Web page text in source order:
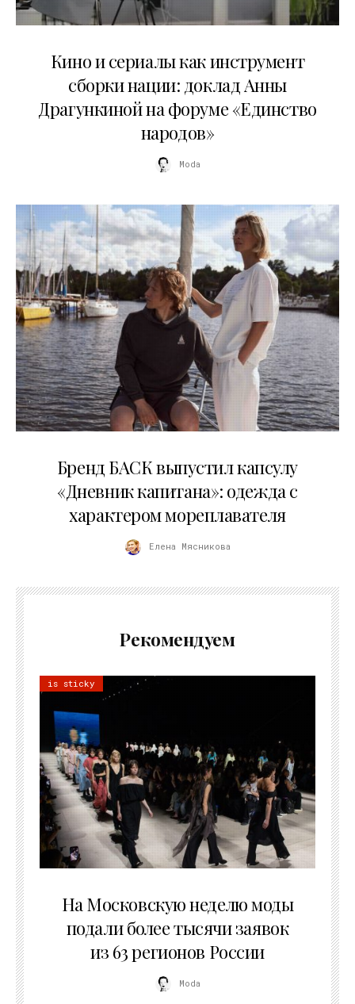
Кино и сериалы как инструмент
сборки нации: доклад Анны
Драгункиной на форуме «Единство
народов»
Moda
Бренд БАСК выпустил капсулу
«Дневник капитана»: одежда с
характером мореплавателя
Елена Мясникова
Рекомендуем
is sticky
На Московскую неделю моды
подали более тысячи заявок
из 63 регионов России
Moda